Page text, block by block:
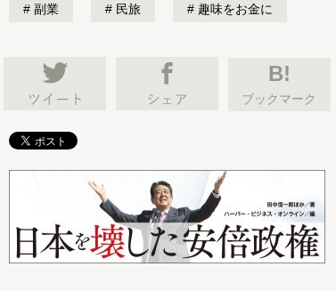
副業 民旅 趣味をお金に
B!
ブックマーク